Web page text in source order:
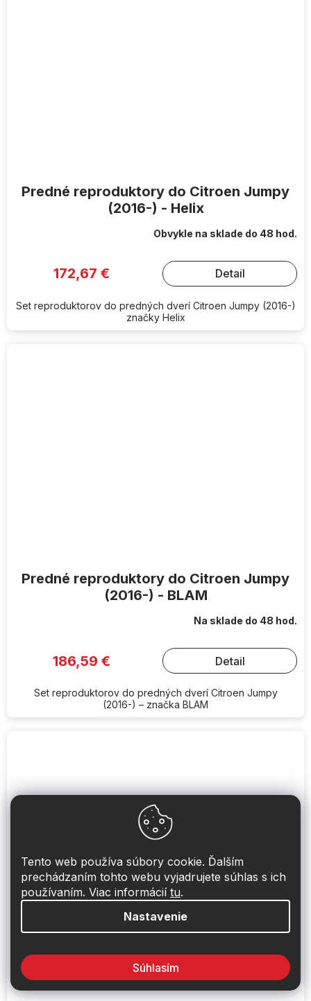
Tento web používa súbory cookie. Ďalším
prechádzaním tohto webu vyjadrujete súhlas s ich
používaním. Viac informácií tu.
Nastavenie
Súhlasím
Predné reproduktory do Citroen Jumpy
(2016-) - Helix
Obvykle na sklade do 48 hod.
172,67 € Detail
Set reproduktorov do predných dverí Citroen Jumpy (2016-)
značky Helix
Predné reproduktory do Citroen Jumpy
(2016-) - BLAM
Na sklade do 48 hod.
186,59 € Detail
Set reproduktorov do predných dverí Citroen Jumpy
(2016-) – značka BLAM
Predné reproduktory do Citroen Jumpy
(2007-2016) - MTX Audio